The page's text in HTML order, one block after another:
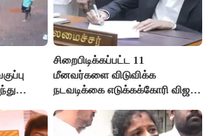
சிறைபிடிக்கப்பட்ட 11
மீனவர்களை விடுவிக்க
நடவடிக்கை எடுக்கக்கோரி விஜய்